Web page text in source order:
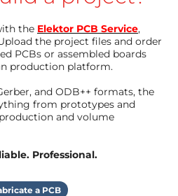
the Elektor PCB Service,
the project files and order
PCBs or assembled boards
production platform.
and ODB++ formats, the
from prototypes and
and volume
Professional.
a PCB